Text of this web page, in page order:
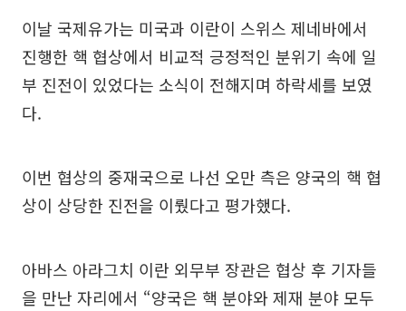
이날 국제유가는 미국과 이란이 스위스 제네바에서
진행한 핵 협상에서 비교적 긍정적인 분위기 속에 일
부 진전이 있었다는 소식이 전해지며 하락세를 보였
다.
이번 협상의 중재국으로 나선 오만 측은 양국의 핵 협
상이 상당한 진전을 이뤘다고 평가했다.
아바스 아라그치 이란 외무부 장관은 협상 후 기자들
을 만난 자리에서 “양국은 핵 분야와 제재 분야 모두